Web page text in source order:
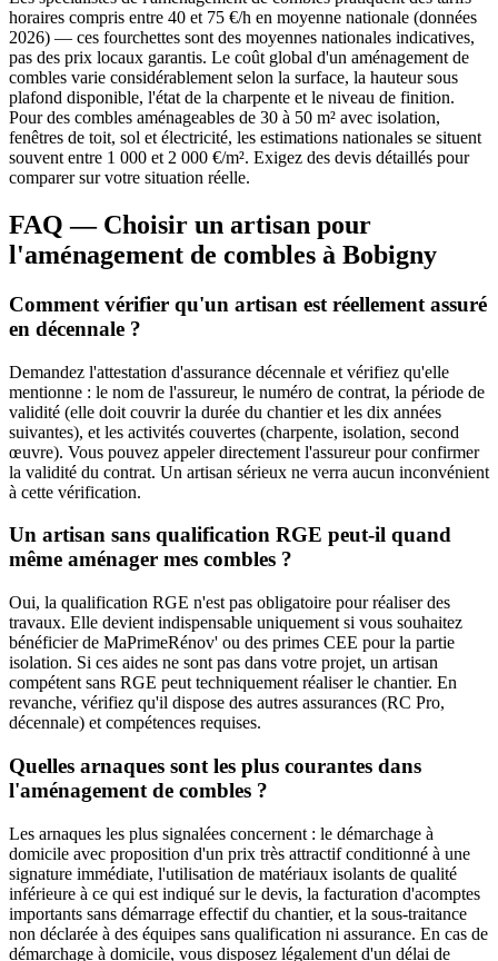
horaires compris entre 40 et 75 €/h en moyenne nationale (données
2026) — ces fourchettes sont des moyennes nationales indicatives,
pas des prix locaux garantis. Le coût global d'un aménagement de
combles varie considérablement selon la surface, la hauteur sous
plafond disponible, l'état de la charpente et le niveau de finition.
Pour des combles aménageables de 30 à 50 m² avec isolation,
fenêtres de toit, sol et électricité, les estimations nationales se situent
souvent entre 1 000 et 2 000 €/m². Exigez des devis détaillés pour
comparer sur votre situation réelle.
FAQ — Choisir un artisan pour
l'aménagement de combles à Bobigny
Comment vérifier qu'un artisan est réellement assuré
en décennale ?
Demandez l'attestation d'assurance décennale et vérifiez qu'elle
mentionne : le nom de l'assureur, le numéro de contrat, la période de
validité (elle doit couvrir la durée du chantier et les dix années
suivantes), et les activités couvertes (charpente, isolation, second
œuvre). Vous pouvez appeler directement l'assureur pour confirmer
la validité du contrat. Un artisan sérieux ne verra aucun inconvénient
à cette vérification.
Un artisan sans qualification RGE peut-il quand
même aménager mes combles ?
Oui, la qualification RGE n'est pas obligatoire pour réaliser des
travaux. Elle devient indispensable uniquement si vous souhaitez
bénéficier de MaPrimeRénov' ou des primes CEE pour la partie
isolation. Si ces aides ne sont pas dans votre projet, un artisan
compétent sans RGE peut techniquement réaliser le chantier. En
revanche, vérifiez qu'il dispose des autres assurances (RC Pro,
décennale) et compétences requises.
Quelles arnaques sont les plus courantes dans
l'aménagement de combles ?
Les arnaques les plus signalées concernent : le démarchage à
domicile avec proposition d'un prix très attractif conditionné à une
signature immédiate, l'utilisation de matériaux isolants de qualité
inférieure à ce qui est indiqué sur le devis, la facturation d'acomptes
importants sans démarrage effectif du chantier, et la sous-traitance
non déclarée à des équipes sans qualification ni assurance. En cas de
démarchage à domicile, vous disposez légalement d'un délai de